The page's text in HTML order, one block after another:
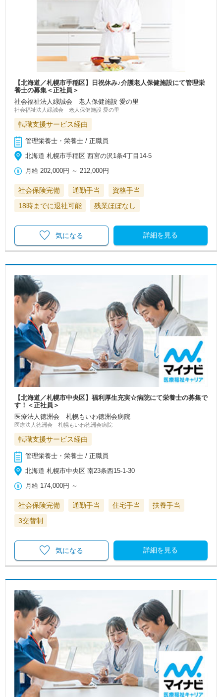
【北海道／札幌市手稲区】日祝休み♪介護老人保健施設にて管理栄
養士の募集＜正社員＞
社会福祉法人緑誠会 老人保健施設 愛の里
社会福祉法人緑誠会 老人保健施設 愛の里
転職支援サービス経由
管理栄養士・栄養士 / 正職員
北海道 札幌市手稲区 西宮の沢1条4丁目14-5
月給 202,000円 ～ 212,000円
社会保険完備 通勤手当
資格手当
18時までに退社可能
残業ほぼなし
詳細を見る
気になる
【北海道／札幌市中央区】福利厚生充実☆病院にて栄養士の募集で
す！＜正社員＞
医療法人徳洲会 札幌もいわ徳洲会病院
医療法人徳洲会 札幌もいわ徳洲会病院
転職支援サービス経由
管理栄養士・栄養士 / 正職員
北海道 札幌市中央区 南23条西15-1-30
月給 174,000円 ～
社会保険完備 通勤手当 住宅手当
扶養手当
3交替制
詳細を見る
気になる